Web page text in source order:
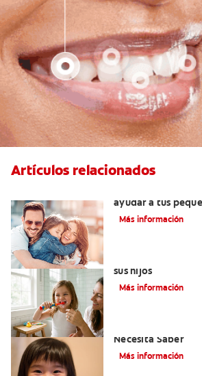
Artículos relacionados
ayudar a tus
Más información
sus hijos
Más información
Necesita Saber
Más información